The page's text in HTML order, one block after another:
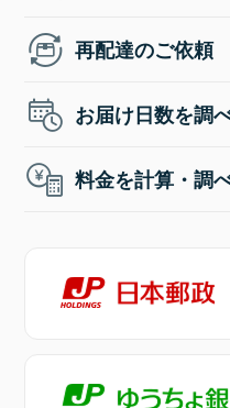
再配達のご依頼
お届け日数を調
料金を計算・調